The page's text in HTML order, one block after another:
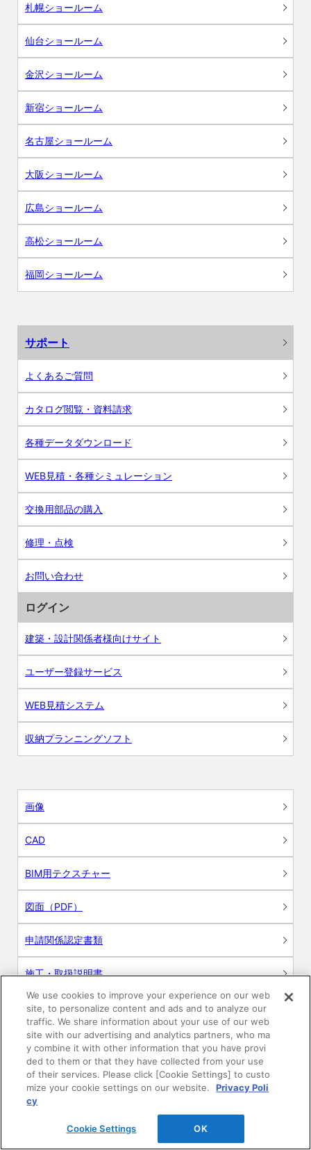
札幌ショールーム
仙台ショールーム
金沢ショールーム
新宿ショールーム
名古屋ショールーム
大阪ショールーム
広島ショールーム
高松ショールーム
福岡ショールーム
サポート
よくあるご質問
カタログ閲覧・資料請求
各種データダウンロード
WEB見積・各種シミュレーション
交換用部品の購入
修理・点検
お問い合わせ
ログイン
建築・設計関係者様向けサイト
ユーザー登録サービス
WEB見積システム
収納プランニングソフト
画像
CAD
BIM用テクスチャー
図面（PDF）
申請関係認定書類
施工・取扱説明書
動画
シミュレーションツール
24時間換気システム〈エアスマート〉
簡易設計見積ソフト
R&Dセンター環境測定・分析サービス
We use cookies to improve your experience on our web
site, to personalize content and ads and to analyze our
traffic. We share information about your use of our web
site with our advertising and analytics partners, who ma
y combine it with other information that you have provi
ded to them or that they have collected from your use
of their services. Please click [Cookie Settings] to custo
mize your cookie settings on our website.
Privacy Poli
cy
Cookie Settings OK